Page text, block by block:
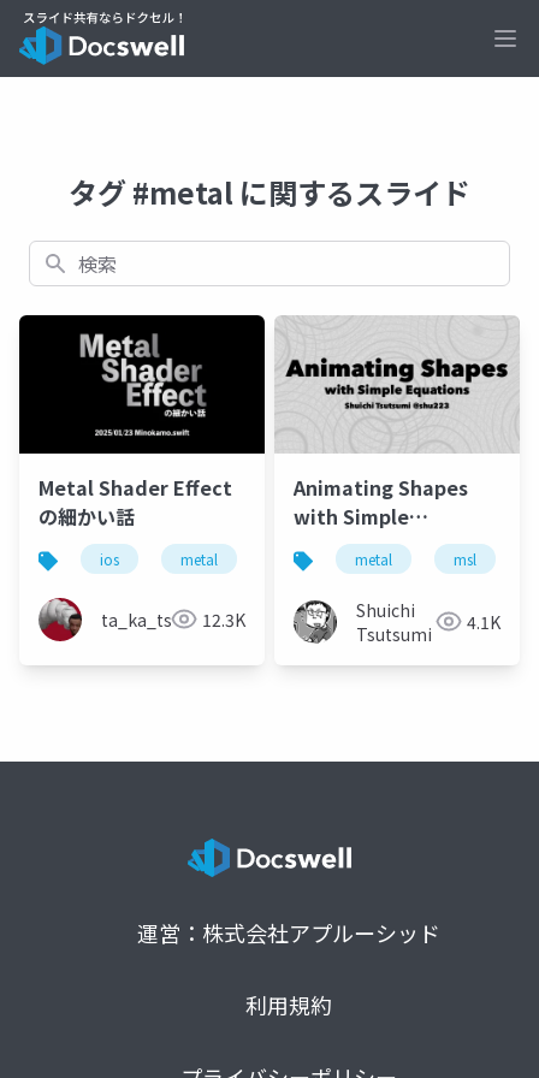
タグ #metal に関するスライド
検索
Metal Shader Effect
の細かい話
ios metal
ta_ka_tsu 12.3K
Animating Shapes
with Simple
Equations
metal msl
Shuichi
Tsutsumi
4.1K
運営：株式会社アプルーシッド
利用規約